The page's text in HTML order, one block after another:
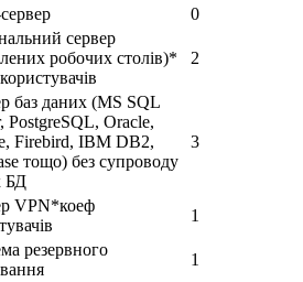
0
сервер
робочих столів)*
2
баз даних (MS SQL
PostgreSQL, Oracle,
Firebird, IBM DB2,
тощо) без супроводу
БД
3
VPN*коеф
1
резервного
1